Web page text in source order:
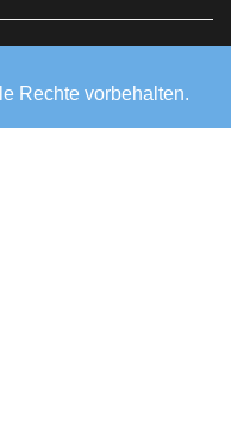
Rechte vorbehalten.